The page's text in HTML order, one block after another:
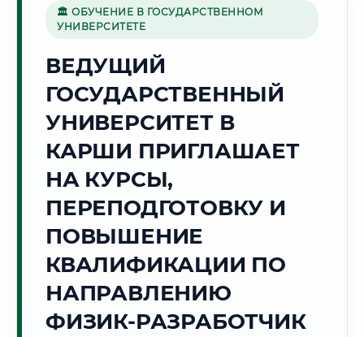
Г. КАРШИ
00:23:23
2026 г.
Погода в г. Карши: ☀️ +32°C, Ясно
🌅 Восход:
📍 Региональная справка
Субъект:
Республика Узбекистан
🏛 ОБУЧЕНИЕ В ГОСУДАРСТВЕННОМ
УНИВЕРСИТЕТЕ
ВЕДУЩИЙ
ГОСУДАРСТВЕННЫЙ
УНИВЕРСИТЕТ В
КАРШИ ПРИГЛАШАЕТ
НА КУРСЫ,
ПЕРЕПОДГОТОВКУ И
ПОВЫШЕНИЕ
КВАЛИФИКАЦИИ ПО
НАПРАВЛЕНИЮ
ФИЗИК-РАЗРАБОТЧИК